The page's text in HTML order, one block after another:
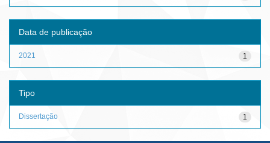
Data de publicação
1
2021
Tipo
1
Dissertação